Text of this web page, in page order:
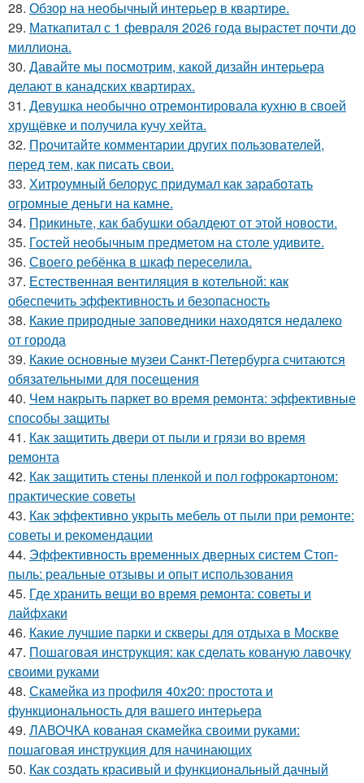
28. Обзор на необычный интерьер в квартире.
29. Маткапитал с 1 февраля 2026 года вырастет почти до
миллиона.
30. Давайте мы посмотрим, какой дизайн интерьера
делают в канадских квартирах.
31. Девушка необычно отремонтировала кухню в своей
хрущёвке и получила кучу хейта.
32. Прочитайте комментарии других пользователей,
перед тем, как писать свои.
33. Хитроумный белорус придумал как заработать
огромные деньги на камне.
34. Прикиньте, как бабушки обалдеют от этой новости.
35. Гостей необычным предметом на столе удивите.
36. Своего ребёнка в шкаф переселила.
37. Естественная вентиляция в котельной: как
обеспечить эффективность и безопасность
38. Какие природные заповедники находятся недалеко
от города
39. Какие основные музеи Санкт-Петербурга считаются
обязательными для посещения
40. Чем накрыть паркет во время ремонта: эффективные
способы защиты
41. Как защитить двери от пыли и грязи во время
ремонта
42. Как защитить стены пленкой и пол гофрокартоном:
практические советы
43. Как эффективно укрыть мебель от пыли при ремонте:
советы и рекомендации
44. Эффективность временных дверных систем Стоп-
пыль: реальные отзывы и опыт использования
45. Где хранить вещи во время ремонта: советы и
лайфхаки
46. Какие лучшие парки и скверы для отдыха в Москве
47. Пошаговая инструкция: как сделать кованую лавочку
своими руками
48. Скамейка из профиля 40х20: простота и
функциональность для вашего интерьера
49. ЛАВОЧКА кованая скамейка своими руками:
пошаговая инструкция для начинающих
50. Как создать красивый и функциональный дачный